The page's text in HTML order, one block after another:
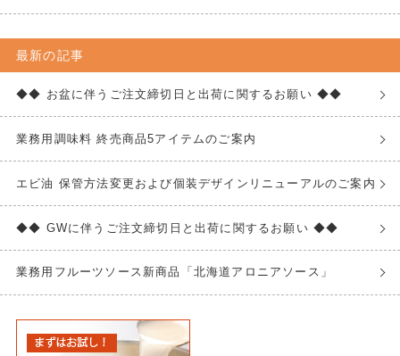
最新の記事
◆◆ お盆に伴うご注文締切日と出荷に関するお願い ◆◆
業務用調味料 終売商品5アイテムのご案内
エビ油 保管方法変更および個装デザインリニューアルのご案内
◆◆ GWに伴うご注文締切日と出荷に関するお願い ◆◆
業務用フルーツソース新商品「北海道アロニアソース」